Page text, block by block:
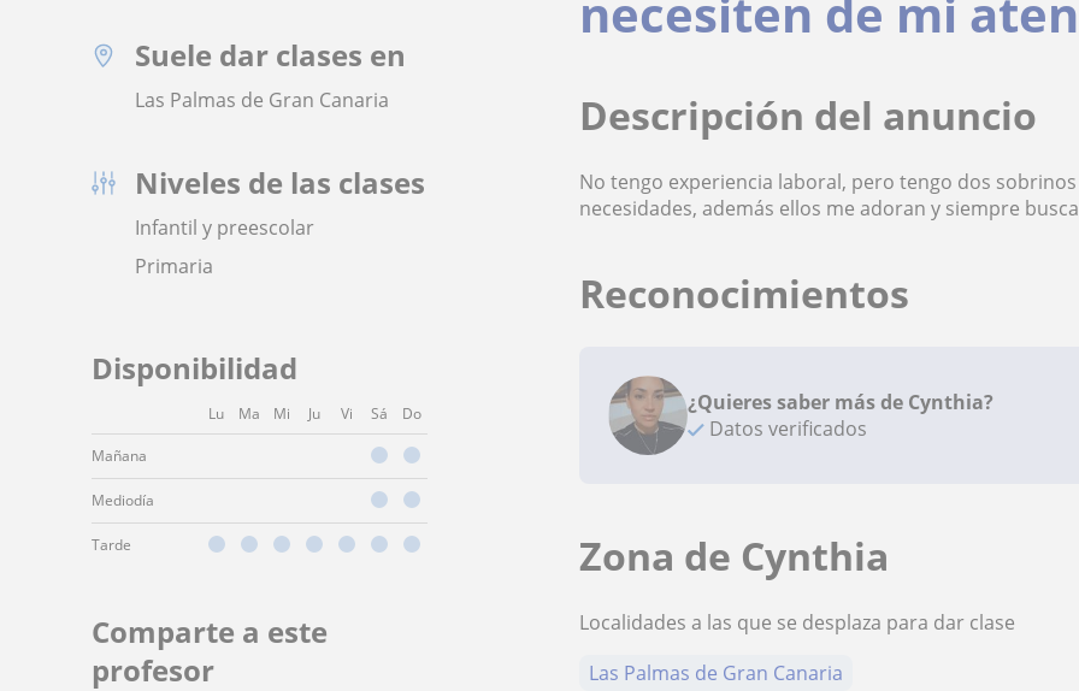
Suele dar clases en
Las Palmas de Gran Canaria
Niveles de las clases
Infantil y preescolar
Primaria
Disponibilidad
Lu Ma Mi Ju Vi Sá Do
Mañana
Mediodía
Tarde
Comparte a este
profesor
necesiten de mi
Descripción del anuncio
No tengo experiencia laboral, pero tengo dos
necesidades, además ellos me adoran y siempre
Reconocimientos
¿Quieres saber más de Cynthia?
Datos verificados
Zona de Cynthia
Localidades a las que se desplaza para dar clase
Las Palmas de Gran Canaria